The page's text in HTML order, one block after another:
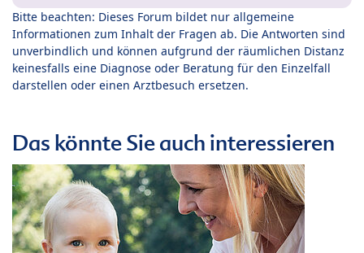
Bitte beachten: Dieses Forum bildet nur allgemeine
Informationen zum Inhalt der Fragen ab. Die Antworten sind
unverbindlich und können aufgrund der räumlichen Distanz
keinesfalls eine Diagnose oder Beratung für den Einzelfall
darstellen oder einen Arztbesuch ersetzen.
Das könnte Sie auch interessieren